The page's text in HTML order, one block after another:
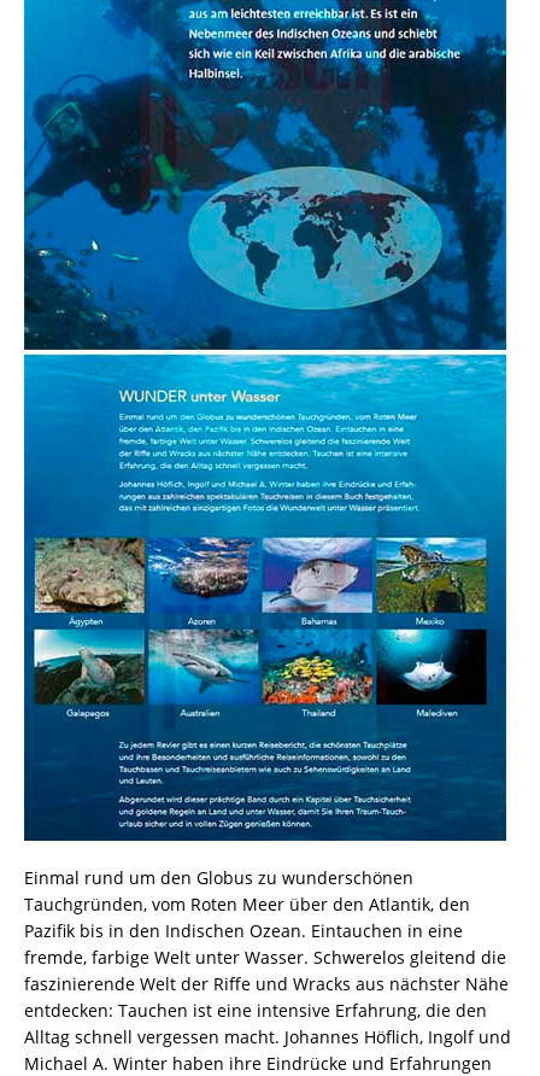
Einmal rund um den Globus zu wunderschönen
Tauchgründen, vom Roten Meer über den Atlantik, den
Pazifik bis in den Indischen Ozean. Eintauchen in eine
fremde, farbige Welt unter Wasser. Schwerelos gleitend die
faszinierende Welt der Riffe und Wracks aus nächster Nähe
entdecken: Tauchen ist eine intensive Erfahrung, die den
Alltag schnell vergessen macht. Johannes Höflich, Ingolf und
Michael A. Winter haben ihre Eindrücke und Erfahrungen